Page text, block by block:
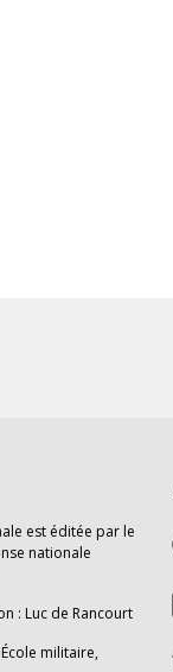
est éditée par le
nationale
: Luc de Rancourt
militaire,